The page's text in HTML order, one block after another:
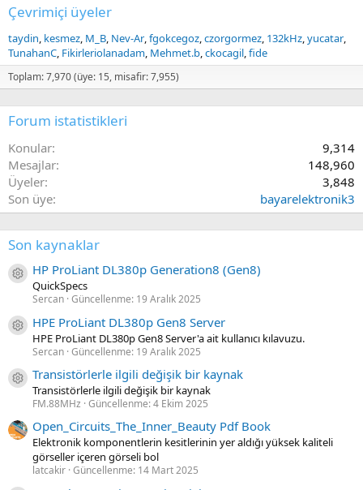
Çevrimiçi üyeler
taydin kesmez M_B Nev-Ar fgokcegoz czorgormez 132kHz yucatar
TunahanC Fikirleriolanadam Mehmet.b ckocagil fide
Toplam: 7,970 (üye: 15, misafir: 7,955)
Forum istatistikleri
Konular
9,314
Mesajlar
148,960
Üyeler
3,848
Son üye
bayarelektronik3
Son kaynaklar
Kaynak ikon/amblem
HP ProLiant DL380p Generation8 (Gen8)
QuickSpecs
Sercan Güncellenme: 19 Aralık 2025
Kaynak ikon/amblem
HPE ProLiant DL380p Gen8 Server
HPE ProLiant DL380p Gen8 Server'a ait kullanıcı kılavuzu.
Sercan Güncellenme: 19 Aralık 2025
Kaynak ikon/amblem
Transistörlerle ilgili değişik bir kaynak
Transistörlerle ilgili değişik bir kaynak
FM.88MHz Güncellenme:4 Ekim 2025
Open_Circuits_The_Inner_Beauty Pdf Book
Elektronik komponentlerin kesitlerinin yer aldığı yüksek kaliteli
görseller içeren görseli bol
latcakir Güncellenme: 14 Mart 2025